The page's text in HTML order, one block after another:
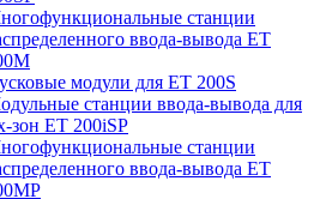
станции
ввода-вывода ET
модули для ET 200S
станции ввода-вывода для
зон ET 200iSP
станции
ввода-вывода ET